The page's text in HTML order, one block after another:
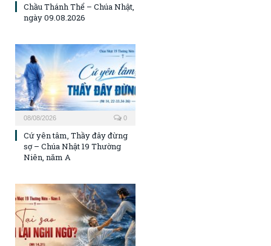
Chầu Thánh Thể – Chúa Nhật,
ngày 09.08.2026
08/08/2026 0
Cứ yên tâm, Thầy đây đừng
sợ – Chúa Nhật 19 Thường
Niên, năm A